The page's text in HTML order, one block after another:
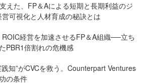
えた、FP＆Aによる短期と長期利益のジ
可視化と人材育成の秘訣とは
ROIC経営を加速させるFP＆A組織──立ち
PBR1倍割れの危機感
知”がCVCを救う。Counterpart Ventures
の条件